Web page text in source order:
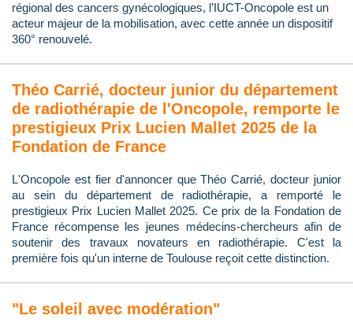
régional des cancers gynécologiques, l’IUCT-Oncopole est un
acteur majeur de la mobilisation, avec cette année un dispositif
360° renouvelé.
Théo Carrié, docteur junior du département
de radiothérapie de l'Oncopole, remporte le
prestigieux Prix Lucien Mallet 2025 de la
Fondation de France
L'Oncopole est fier d'annoncer que Théo Carrié, docteur junior
au sein du département de radiothérapie, a remporté le
prestigieux Prix Lucien Mallet 2025. Ce prix de la Fondation de
France récompense les jeunes médecins-chercheurs afin de
soutenir des travaux novateurs en radiothérapie. C'est la
première fois qu'un interne de Toulouse reçoit cette distinction.
"Le soleil avec modération"